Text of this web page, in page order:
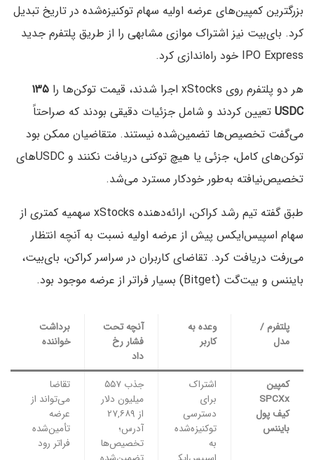
بزرگترین کمپین‌های عرضه اولیه سهام توکنیزه‌شده در تاریخ تبدیل
کرد. بای‌بیت نیز اشتراک موازی مشابهی را از طریق پلتفرم جدید
IPO Express خود راه‌اندازی کرد.
هر دو پلتفرم روی xStocks اجرا شدند، قیمت توکن‌ها را
۱۳۵
USDC تعیین کردند و شامل جزئیات دقیقی بودند که صراحتاً
می‌گفت تخصیص‌ها تضمین‌شده نیستند. متقاضیان ممکن بود
توکن‌های کامل، جزئی یا هیچ توکنی دریافت نکنند و USDCهای
تخصیص‌نیافته به‌طور خودکار مسترد می‌شد.
طبق گفته تیم رشد کراکن، ارائه‌دهنده xStocks سهمیه کمتری از
سهام اسپیس‌ایکس پیش از عرضه اولیه نسبت به آنچه انتظار
می‌رفت دریافت کرد. تقاضای کاربران در سراسر کراکن، بای‌بیت،
بایننس و بیت‌گت (Bitget) بسیار فراتر از عرضه موجود بود.
پلتفرم /
مدل
وعده به
کاربر
آنچه تحت
فشار رخ
داد
برداشت
خواننده
کمپین
SPCXx
کیف پول
بایننس
اشتراک
برای
دسترسی
توکنیزه‌شده
به
جذب ۵۵۷
میلیون دلار
از ۲۷,۶۸۹
آدرس؛
تخصیص‌ها
تقاضا
می‌تواند از
عرضه
تأمین‌شده
فراتر رود